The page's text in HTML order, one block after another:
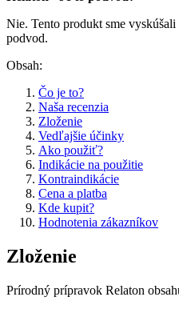
Nie. Tento produkt sme
podvod.
Obsah:
Čo je to?
Naša recenzia
Zloženie
Vedľajšie účinky
Ako použiť?
Indikácie na použitie
Kontraindikácie
Cena a platba
Kde kupit?
Hodnotenia zákazníkov
Zloženie
Prírodný prípravok Relaton